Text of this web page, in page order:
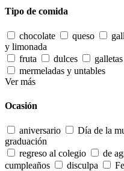
Tipo de comida
chocolate queso
y limonada
fruta
dulces galletas
mermeladas y untables
Ver más
Ocasión
aniversario Día de la
graduación
regreso al colegio
de
cumpleaños
disculpa